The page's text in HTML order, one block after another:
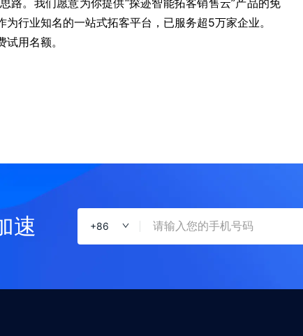
路。我们愿意为你提供“探迹智能拓客销售云”产品的免
行业知名的一站式拓客平台，已服务超5万家企业。
试用名额。
速 +86